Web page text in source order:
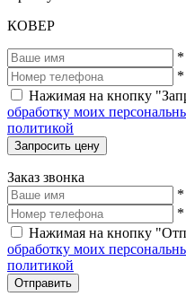
КОВЕР
*
*
Нажимая на кнопку
обработку моих
политикой
Запросить цену
Заказ звонка
*
*
Нажимая на кнопку
обработку моих
политикой
Отправить